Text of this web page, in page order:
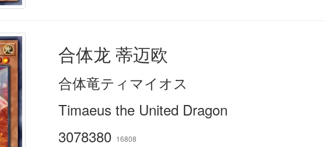
合体龙 蒂迈欧
合体竜ティマイオス
Timaeus the United Dragon
3078380 16808